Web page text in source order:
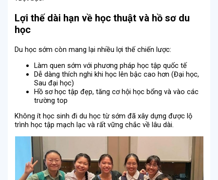
Lợi thế dài hạn về học thuật và hồ sơ du
học
Du học sớm còn mang lại nhiều lợi thế chiến lược:
Làm quen sớm với phương pháp học tập quốc tế
Dễ dàng thích nghi khi học lên bậc cao hơn (Đại học,
Sau đại học)
Hồ sơ học tập đẹp, tăng cơ hội học bổng và vào các
trường top
Không ít học sinh đi du học từ sớm đã xây dựng được lộ
trình học tập mạch lạc và rất vững chắc về lâu dài.